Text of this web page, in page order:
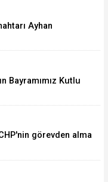
Ayhan
Bayramımız Kutlu
görevden alma